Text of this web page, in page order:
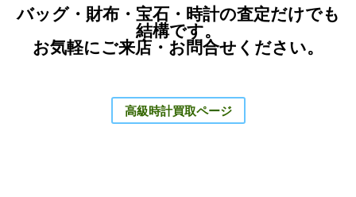
バッグ・財布・宝石・時計の査定だけでも
結構です。
お気軽にご来店・お問合せください。
高級時計買取ページ